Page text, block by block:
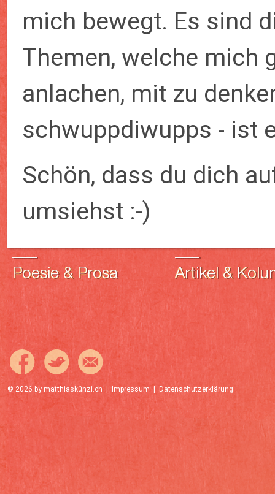
mich bewegt. Es sind
Themen, welche mich
anlachen, mit zu
schwuppdiwupps - ist
Schön, dass du dich
umsiehst :-)
© 2026 by matthiaskünzi.ch Impressum| Datenschutzerklärung